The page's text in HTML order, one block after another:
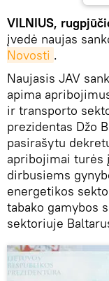
VILNIUS,
įvedė naujas
Novosti .
Naujasis JAV
apima
ir transporto
prezidentas Džo
pasirašytu
apribojimai turės
dirbusiems
energetikos
tabako gamybos
sektoriuje